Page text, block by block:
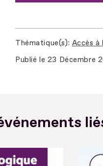
Thématique(s) Accès à
Publié le 23 Décembre